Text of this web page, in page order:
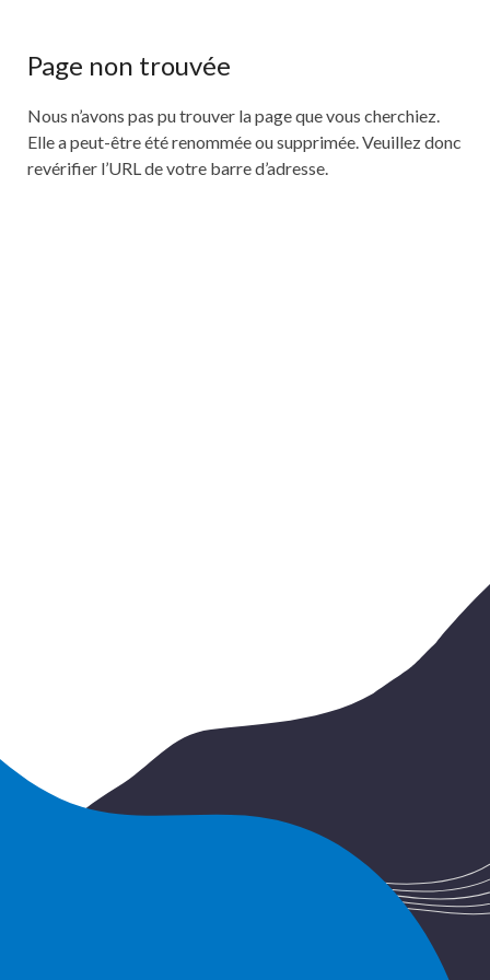
Page non trouvée
Nous n’avons pas pu trouver la page que vous cherchiez.
Elle a peut-être été renommée ou supprimée. Veuillez donc
revérifier l’URL de votre barre d’adresse.